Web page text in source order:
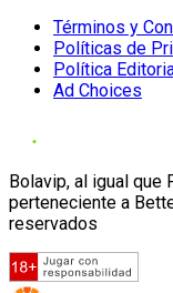
Términos y
Políticas de
Política
Ad Choices
Bolavip, al igual que
perteneciente a
reservados